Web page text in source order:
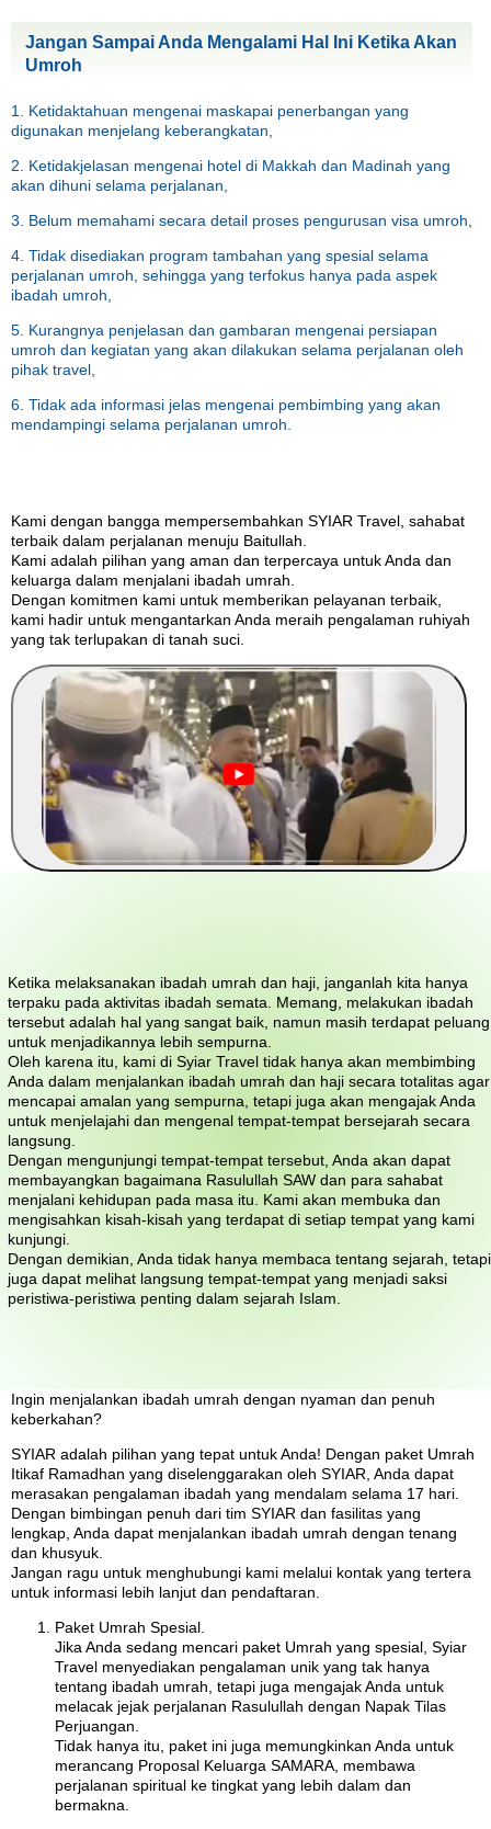
Jangan Sampai Anda Mengalami Hal Ini Ketika Akan
Umroh
1. Ketidaktahuan mengenai maskapai penerbangan yang
digunakan menjelang keberangkatan,
2. Ketidakjelasan mengenai hotel di Makkah dan Madinah yang
akan dihuni selama perjalanan,
3. Belum memahami secara detail proses pengurusan visa umroh,
4. Tidak disediakan program tambahan yang spesial selama
perjalanan umroh, sehingga yang terfokus hanya pada aspek
ibadah umroh,
5. Kurangnya penjelasan dan gambaran mengenai persiapan
umroh dan kegiatan yang akan dilakukan selama perjalanan oleh
pihak travel,
6. Tidak ada informasi jelas mengenai pembimbing yang akan
mendampingi selama perjalanan umroh.
Kami dengan bangga mempersembahkan SYIAR Travel, sahabat
terbaik dalam perjalanan menuju Baitullah.
Kami adalah pilihan yang aman dan terpercaya untuk Anda dan
keluarga dalam menjalani ibadah umrah.
Dengan komitmen kami untuk memberikan pelayanan terbaik,
kami hadir untuk mengantarkan Anda meraih pengalaman ruhiyah
yang tak terlupakan di tanah suci.
Ketika melaksanakan ibadah umrah dan haji, janganlah kita hanya
terpaku pada aktivitas ibadah semata. Memang, melakukan ibadah
tersebut adalah hal yang sangat baik, namun masih terdapat peluang
untuk menjadikannya lebih sempurna.
Oleh karena itu, kami di Syiar Travel tidak hanya akan membimbing
Anda dalam menjalankan ibadah umrah dan haji secara totalitas agar
mencapai amalan yang sempurna, tetapi juga akan mengajak Anda
untuk menjelajahi dan mengenal tempat-tempat bersejarah secara
langsung.
Dengan mengunjungi tempat-tempat tersebut, Anda akan dapat
membayangkan bagaimana Rasulullah SAW dan para sahabat
menjalani kehidupan pada masa itu. Kami akan membuka dan
mengisahkan kisah-kisah yang terdapat di setiap tempat yang kami
kunjungi.
Dengan demikian, Anda tidak hanya membaca tentang sejarah, tetapi
juga dapat melihat langsung tempat-tempat yang menjadi saksi
peristiwa-peristiwa penting dalam sejarah Islam.
Ingin menjalankan ibadah umrah dengan nyaman dan penuh
keberkahan?
SYIAR adalah pilihan yang tepat untuk Anda! Dengan paket Umrah
Itikaf Ramadhan yang diselenggarakan oleh SYIAR, Anda dapat
merasakan pengalaman ibadah yang mendalam selama 17 hari.
Dengan bimbingan penuh dari tim SYIAR dan fasilitas yang
lengkap, Anda dapat menjalankan ibadah umrah dengan tenang
dan khusyuk.
Jangan ragu untuk menghubungi kami melalui kontak yang tertera
untuk informasi lebih lanjut dan pendaftaran.
Paket Umrah Spesial.
Jika Anda sedang mencari paket Umrah yang spesial, Syiar
Travel menyediakan pengalaman unik yang tak hanya
tentang ibadah umrah, tetapi juga mengajak Anda untuk
melacak jejak perjalanan Rasulullah dengan Napak Tilas
Perjuangan.
Tidak hanya itu, paket ini juga memungkinkan Anda untuk
merancang Proposal Keluarga SAMARA, membawa
perjalanan spiritual ke tingkat yang lebih dalam dan
bermakna.